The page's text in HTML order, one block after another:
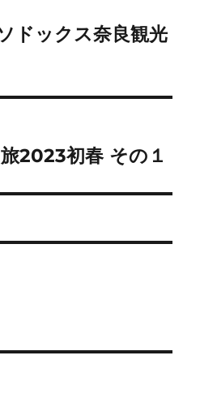
ドックス奈良観光
2023初春 その１